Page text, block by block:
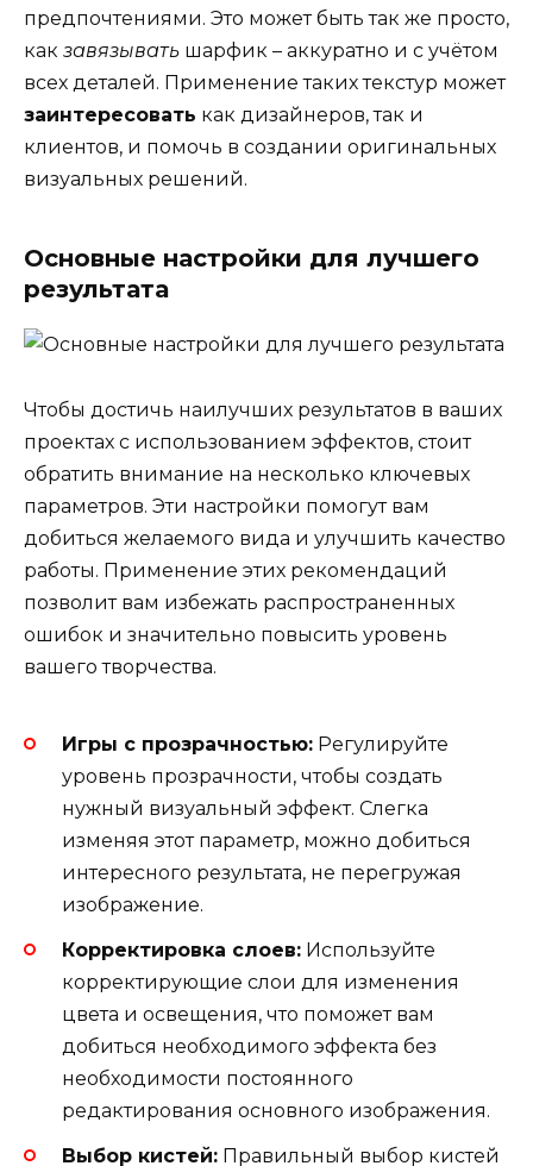
предпочтениями. Это может быть так же просто,
как завязывать шарфик – аккуратно и с учётом
всех деталей. Применение таких текстур может
заинтересовать как дизайнеров, так и
клиентов, и помочь в создании оригинальных
визуальных решений.
Основные настройки для лучшего
результата
Чтобы достичь наилучших результатов в ваших
проектах с использованием эффектов, стоит
обратить внимание на несколько ключевых
параметров. Эти настройки помогут вам
добиться желаемого вида и улучшить качество
работы. Применение этих рекомендаций
позволит вам избежать распространенных
ошибок и значительно повысить уровень
вашего творчества.
Игры с прозрачностью: Регулируйте
уровень прозрачности, чтобы создать
нужный визуальный эффект. Слегка
изменяя этот параметр, можно добиться
интересного результата, не перегружая
изображение.
Корректировка слоев: Используйте
корректирующие слои для изменения
цвета и освещения, что поможет вам
добиться необходимого эффекта без
необходимости постоянного
редактирования основного изображения.
Выбор кистей: Правильный выбор кистей